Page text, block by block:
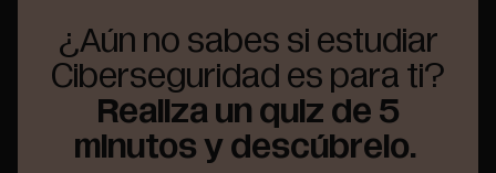
¿Aún no sabes si estudiar
Ciberseguridad es para ti?
Realiza un quiz de 5
minutos y descúbrelo.